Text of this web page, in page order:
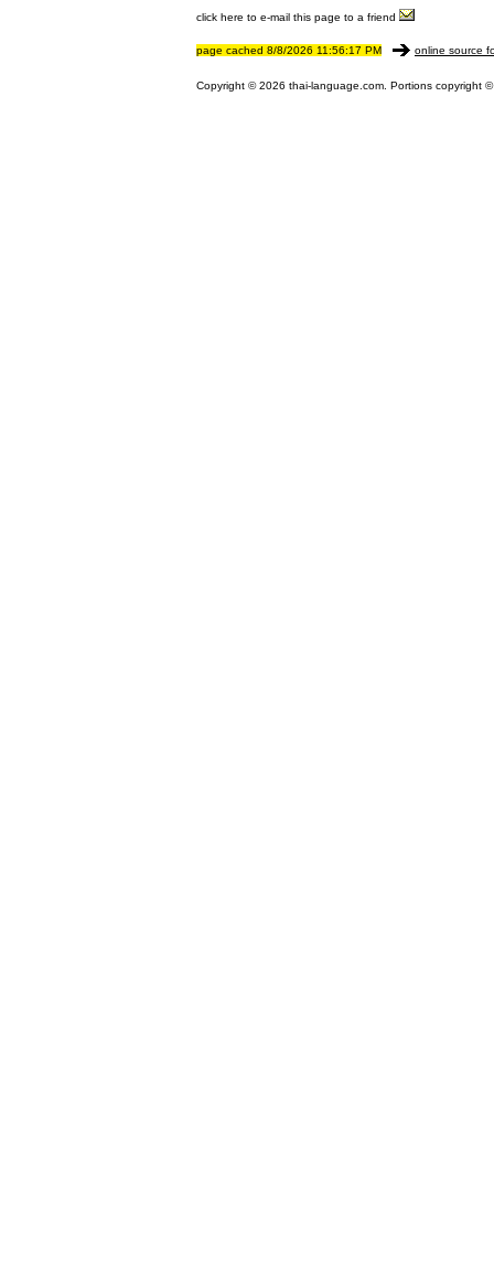
click here to e-mail this page to a friend
page cached 8/8/2026 11:56:17 PM online source
Copyright © 2026 thai-language.com. Portions copyright